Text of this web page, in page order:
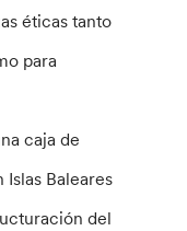
éticas tanto
para
caja de
Baleares
del